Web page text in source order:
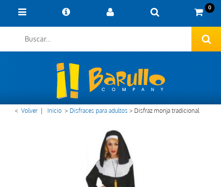
0
< Volver Inicio > Disfraces para adultos > Disfraz monja tradicional